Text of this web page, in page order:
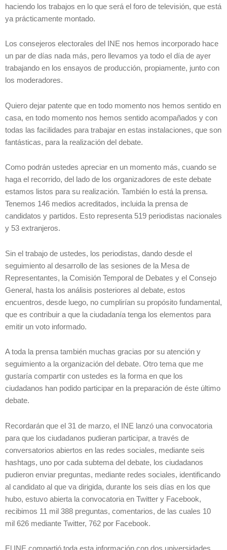
haciendo los trabajos en lo que será el foro de televisión, que está
ya prácticamente montado.
Los consejeros electorales del INE nos hemos incorporado hace
un par de días nada más, pero llevamos ya todo el día de ayer
trabajando en los ensayos de producción, propiamente, junto con
los moderadores.
Quiero dejar patente que en todo momento nos hemos sentido en
casa, en todo momento nos hemos sentido acompañados y con
todas las facilidades para trabajar en estas instalaciones, que son
fantásticas, para la realización del debate.
Como podrán ustedes apreciar en un momento más, cuando se
haga el recorrido, del lado de los organizadores de este debate
estamos listos para su realización. También lo está la prensa.
Tenemos 146 medios acreditados, incluida la prensa de
candidatos y partidos. Esto representa 519 periodistas nacionales
y 53 extranjeros.
Sin el trabajo de ustedes, los periodistas, dando desde el
seguimiento al desarrollo de las sesiones de la Mesa de
Representantes, la Comisión Temporal de Debates y el Consejo
General, hasta los análisis posteriores al debate, estos
encuentros, desde luego, no cumplirían su propósito fundamental,
que es contribuir a que la ciudadanía tenga los elementos para
emitir un voto informado.
A toda la prensa también muchas gracias por su atención y
seguimiento a la organización del debate. Otro tema que me
gustaría compartir con ustedes es la forma en que los
ciudadanos han podido participar en la preparación de éste último
debate.
Recordarán que el 31 de marzo, el INE lanzó una convocatoria
para que los ciudadanos pudieran participar, a través de
conversatorios abiertos en las redes sociales, mediante seis
hashtags, uno por cada subtema del debate, los ciudadanos
pudieron enviar preguntas, mediante redes sociales, identificando
al candidato al que va dirigida, durante los seis días en los que
hubo, estuvo abierta la convocatoria en Twitter y Facebook,
recibimos 11 mil 388 preguntas, comentarios, de las cuales 10
mil 626 mediante Twitter, 762 por Facebook.